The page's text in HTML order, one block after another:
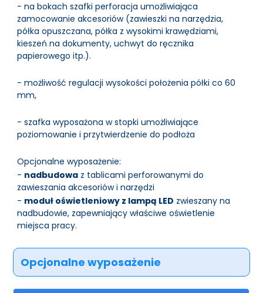
- na bokach szafki perforacja umożliwiająca
zamocowanie akcesoriów (zawieszki na narzędzia,
półka opuszczana, półka z wysokimi krawędziami,
kieszeń na dokumenty, uchwyt do ręcznika
papierowego itp.).
- możliwość regulacji wysokości położenia półki co 60
mm,
- szafka wyposażona w stopki umożliwiające
poziomowanie i przytwierdzenie do podłoża
Opcjonalne wyposażenie:
- nadbudowa z tablicami perforowanymi do
zawieszania akcesoriów i narzędzi
- moduł oświetleniowy z lampą LED zwieszany na
nadbudowie, zapewniający właściwe oświetlenie
miejsca pracy.
Opcjonalne wyposażenie